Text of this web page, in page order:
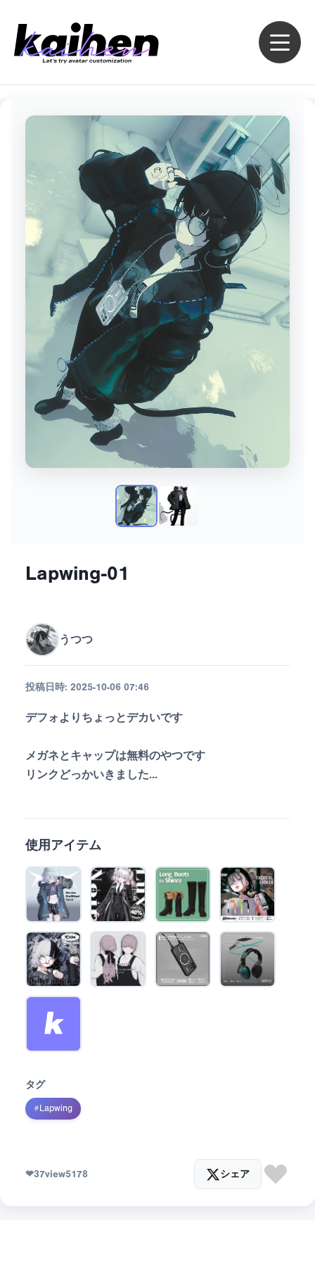
Lapwing-01
うつつ
投稿日時: 2025-10-06 07:46
デフォよりちょっとデカいです
メガネとキャップは無料のやつです
リンクどっかいきました...
使用アイテム
タグ
# Lapwing
❤37view5178 シェア